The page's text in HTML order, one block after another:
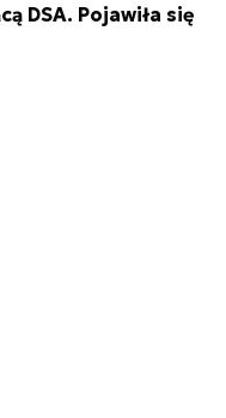
DSA. Pojawiła się